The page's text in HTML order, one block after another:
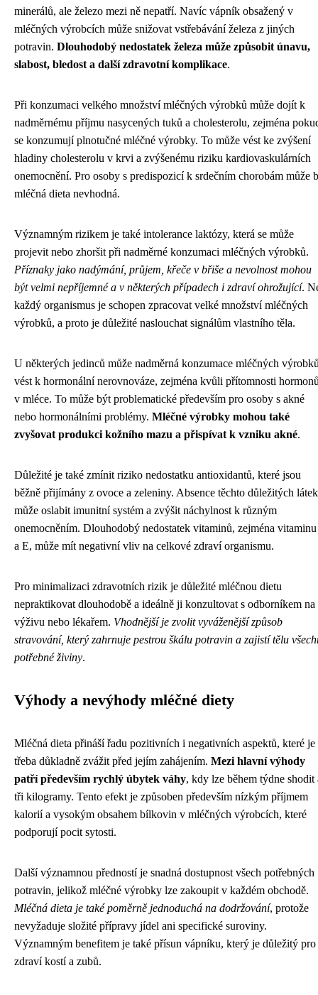
minerálů, ale železo mezi ně nepatří. Navíc vápník obsažený v
mléčných výrobcích může snižovat vstřebávání železa z jiných
potravin. Dlouhodobý nedostatek železa může způsobit únavu,
slabost, bledost a další zdravotní komplikace.
Při konzumaci velkého množství mléčných výrobků může dojít k
nadměrnému příjmu nasycených tuků a cholesterolu, zejména
se konzumují plnotučné mléčné výrobky. To může vést ke zvýšení
hladiny cholesterolu v krvi a zvýšenému riziku kardiovaskulárních
onemocnění. Pro osoby s predispozicí k srdečním chorobám může
mléčná dieta nevhodná.
Významným rizikem je také intolerance laktózy, která se může
projevit nebo zhoršit při nadměrné konzumaci mléčných výrobků.
Příznaky jako nadýmání, průjem, křeče v břiše a nevolnost mohou
být velmi nepříjemné a v některých případech i zdraví ohrožující.
každý organismus je schopen zpracovat velké množství mléčných
výrobků, a proto je důležité naslouchat signálům vlastního těla.
U některých jedinců může nadměrná konzumace mléčných
vést k hormonální nerovnováze, zejména kvůli přítomnosti
v mléce. To může být problematické především pro osoby s akné
nebo hormonálními problémy. Mléčné výrobky mohou také
zvyšovat produkci kožního mazu a přispívat k vzniku akné.
Důležité je také zmínit riziko nedostatku antioxidantů, které jsou
běžně přijímány z ovoce a zeleniny. Absence těchto důležitých látek
může oslabit imunitní systém a zvýšit náchylnost k různým
onemocněním. Dlouhodobý nedostatek vitaminů, zejména
a E, může mít negativní vliv na celkové zdraví organismu.
Pro minimalizaci zdravotních rizik je důležité mléčnou dietu
nepraktikovat dlouhodobě a ideálně ji konzultovat s odborníkem na
výživu nebo lékařem. Vhodnější je zvolit vyváženější způsob
stravování, který zahrnuje pestrou škálu potravin a zajistí tělu
potřebné živiny.
Výhody a nevýhody mléčné diety
Mléčná dieta přináší řadu pozitivních i negativních aspektů, které je
třeba důkladně zvážit před jejím zahájením. Mezi hlavní výhody
patří především rychlý úbytek váhy, kdy lze během týdne shodit
tři kilogramy. Tento efekt je způsoben především nízkým příjmem
kalorií a vysokým obsahem bílkovin v mléčných výrobcích, které
podporují pocit sytosti.
Další významnou předností je snadná dostupnost všech potřebných
potravin, jelikož mléčné výrobky lze zakoupit v každém obchodě.
Mléčná dieta je také poměrně jednoduchá na dodržování, protože
nevyžaduje složité přípravy jídel ani specifické suroviny.
Významným benefitem je také přísun vápníku, který je důležitý pro
zdraví kostí a zubů.